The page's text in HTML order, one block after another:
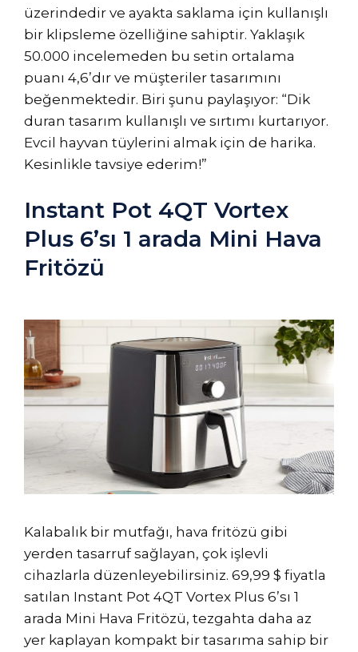
üzerindedir ve ayakta saklama için kullanışlı
bir klipsleme özelliğine sahiptir. Yaklaşık
50.000 incelemeden bu setin ortalama
puanı 4,6’dır ve müşteriler tasarımını
beğenmektedir. Biri şunu paylaşıyor: “Dik
duran tasarım kullanışlı ve sırtımı kurtarıyor.
Evcil hayvan tüylerini almak için de harika.
Kesinlikle tavsiye ederim!”
Instant Pot 4QT Vortex
Plus 6’sı 1 arada Mini Hava
Fritözü
Kalabalık bir mutfağı, hava fritözü gibi
yerden tasarruf sağlayan, çok işlevli
cihazlarla düzenleyebilirsiniz. 69,99 $ fiyatla
satılan Instant Pot 4QT Vortex Plus 6’sı 1
arada Mini Hava Fritözü, tezgahta daha az
yer kaplayan kompakt bir tasarıma sahip bir